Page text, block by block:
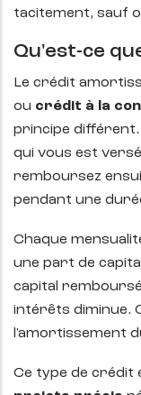
tacitement, sauf
Qu'est-ce
Le crédit
ou crédit à la
principe différent.
qui vous est
remboursez
pendant une
Chaque
une part de
capital
intérêts diminue.
l'amortissement
Ce type de crédit